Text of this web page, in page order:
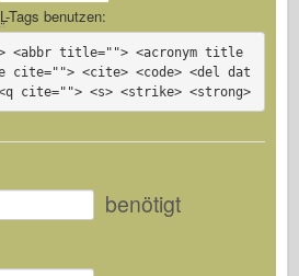
-Tags benutzen:
<abbr title=""> <acronym title
cite=""> <cite> <code> <del dat
cite=""> <s> <strike> <strong>
benötigt